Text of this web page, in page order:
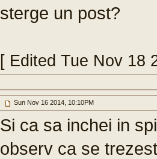
sterge un post?
[ Edited Tue Nov 18
Sun Nov 16 2014, 10:10PM
Si ca sa inchei in
observ ca se